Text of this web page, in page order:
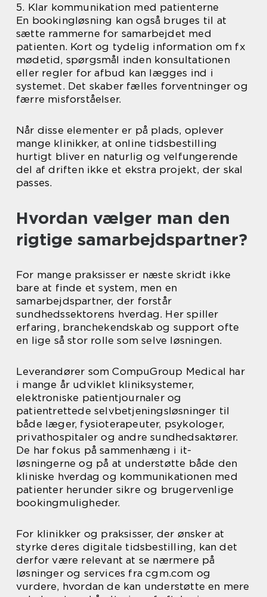
5. Klar kommunikation med patienterne
En bookingløsning kan også bruges til at
sætte rammerne for samarbejdet med
patienten. Kort og tydelig information om fx
mødetid, spørgsmål inden konsultationen
eller regler for afbud kan lægges ind i
systemet. Det skaber fælles forventninger og
færre misforståelser.
Når disse elementer er på plads, oplever
mange klinikker, at online tidsbestilling
hurtigt bliver en naturlig og velfungerende
del af driften ikke et ekstra projekt, der skal
passes.
Hvordan vælger man den
rigtige samarbejdspartner?
For mange praksisser er næste skridt ikke
bare at finde et system, men en
samarbejdspartner, der forstår
sundhedssektorens hverdag. Her spiller
erfaring, branchekendskab og support ofte
en lige så stor rolle som selve løsningen.
Leverandører som CompuGroup Medical har
i mange år udviklet kliniksystemer,
elektroniske patientjournaler og
patientrettede selvbetjeningsløsninger til
både læger, fysioterapeuter, psykologer,
privathospitaler og andre sundhedsaktører.
De har fokus på sammenhæng i it-
løsningerne og på at understøtte både den
kliniske hverdag og kommunikationen med
patienter herunder sikre og brugervenlige
bookingmuligheder.
For klinikker og praksisser, der ønsker at
styrke deres digitale tidsbestilling, kan det
derfor være relevant at se nærmere på
løsninger og services fra cgm.com og
vurdere, hvordan de kan understøtte en mere